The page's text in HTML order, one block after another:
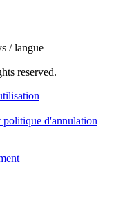
/ langue
reserved.
politique d'annulation